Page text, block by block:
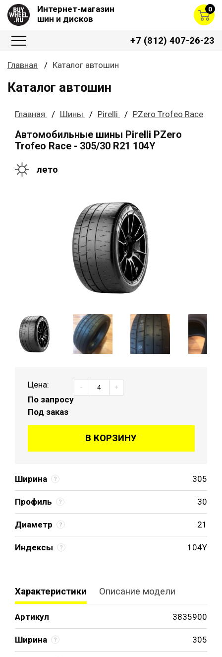
Интернет-магазин
шин и дисков
0
+7 (812) 407-26-23
Главная Каталог автошин
Каталог автошин
Главная Шины Pirelli PZero Trofeo Race
Автомобильные шины Pirelli PZero
Trofeo Race - 305/30 R21 104Y
лето
Ширина 305
Профиль 30
Диаметр 21
Индексы 104Y
Цена:
По запросу
Под заказ
- +
В КОРЗИНУ
Характеристики Описание модели
Артикул 3835900
Ширина 305